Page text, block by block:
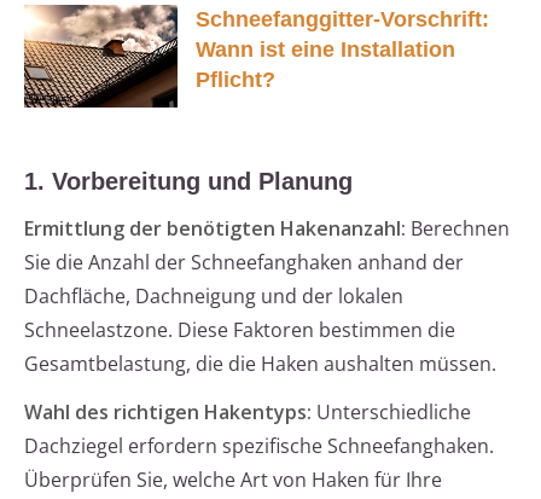
Schneefanggitter-Vorschrift:
Wann ist eine Installation
Pflicht?
1. Vorbereitung und Planung
Ermittlung der benötigten Hakenanzahl: Berechnen
Sie die Anzahl der Schneefanghaken anhand der
Dachfläche, Dachneigung und der lokalen
Schneelastzone. Diese Faktoren bestimmen die
Gesamtbelastung, die die Haken aushalten müssen.
Wahl des richtigen Hakentyps: Unterschiedliche
Dachziegel erfordern spezifische Schneefanghaken.
Überprüfen Sie, welche Art von Haken für Ihre